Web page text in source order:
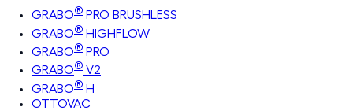
GRABO® PRO BRUSHLESS
GRABO® HIGHFLOW
GRABO® PRO
GRABO® V2
GRABO® H
OTTOVAC